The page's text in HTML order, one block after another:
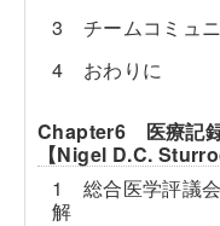
3 チームコミュ
4 おわりに
Chapter6 医療記
【Nigel D.C.
1 総合医学評議
解